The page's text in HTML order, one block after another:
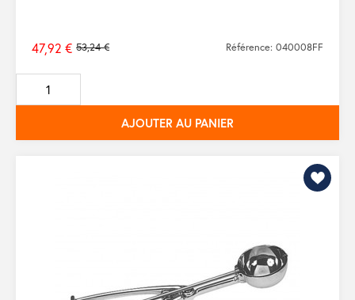
Prix
de
base
53,24 €
47,92 € Référence: 040008FF
AJOUTER AU PANIER